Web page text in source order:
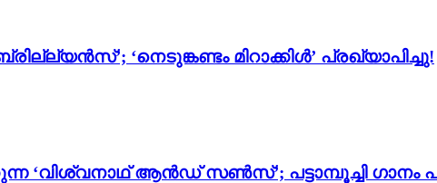
‘നെടുങ്കണ്ടം മിറാക്കിൾ’ പ്രഖ്യാപിച്ചു!
‘വിശ്വനാഥ് ആൻഡ് സൺസ്’; പട്ടാമ്പൂച്ചി ഗാനം